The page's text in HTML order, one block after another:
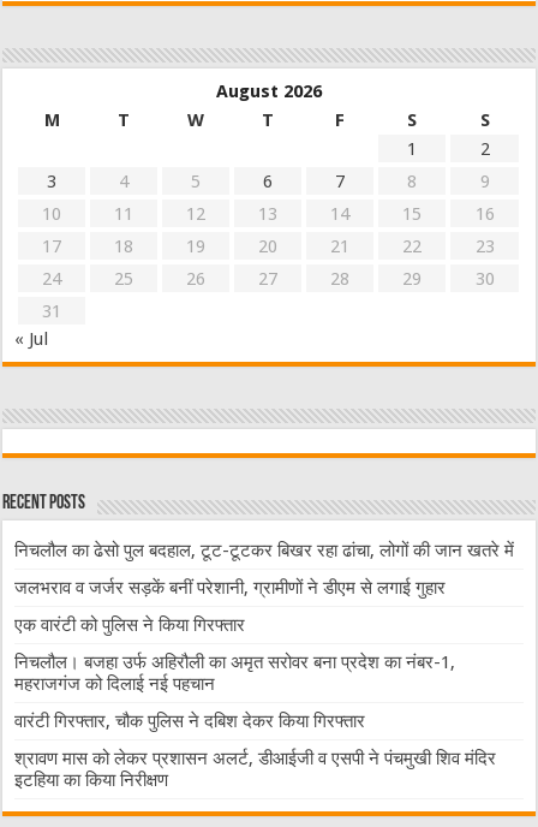
August 2026
M
T W T F S
S
1
2
3
4 5 6 7 8
9
10
11 12 13 14 15
16
17
18 19 20 21 22
23
24
25 26 27 28 29
30
31
« Jul
Recent Posts
निचलौल का ढेसो पुल बदहाल, टूट-टूटकर बिखर रहा ढांचा, लोगों की जान खतरे में
जलभराव व जर्जर सड़कें बनीं परेशानी, ग्रामीणों ने डीएम से लगाई गुहार
एक वारंटी को पुलिस ने किया गिरफ्तार
निचलौल। बजहा उर्फ अहिरौली का अमृत सरोवर बना प्रदेश का नंबर-1,
महराजगंज को दिलाई नई पहचान
वारंटी गिरफ्तार, चौक पुलिस ने दबिश देकर किया गिरफ्तार
श्रावण मास को लेकर प्रशासन अलर्ट, डीआईजी व एसपी ने पंचमुखी शिव मंदिर
इटहिया का किया निरीक्षण